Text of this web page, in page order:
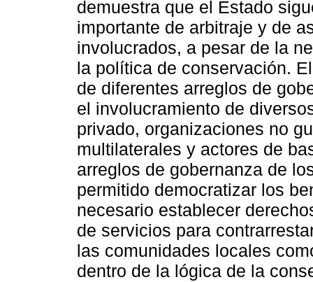
demuestra que el Estado
importante de arbitraje y de
involucrados, a pesar de la
la política de conservación.
de diferentes arreglos de
el involucramiento de
privado, organizaciones no
multilaterales y actores de
arreglos de gobernanza de
permitido democratizar los
necesario establecer
de servicios para
las comunidades locales
dentro de la lógica de la